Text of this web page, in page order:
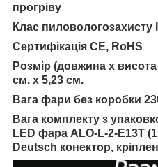
прогріву
Клас пиловологозахисту
Сертифікація CE, RoHS
Розмір (довжина х
см. х 5,23 см.
Вага фари без коробки
Вага комплекту з
LED фара ALO-L-2-E13T
Deutsch конектор,